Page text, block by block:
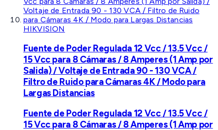
HIKVISION
Fuente de Poder Regulada 12 Vcc / 13.5 Vcc /
15 Vcc para 8 Cámaras / 8 Amperes (1 Amp por
Salida) / Voltaje de Entrada 90 - 130 VCA /
Filtro de Ruido para Cámaras 4K / Modo para
Largas Distancias
Fuente de Poder Regulada 12 Vcc / 13.5 Vcc /
15 Vcc para 8 Cámaras / 8 Amperes (1 Amp por